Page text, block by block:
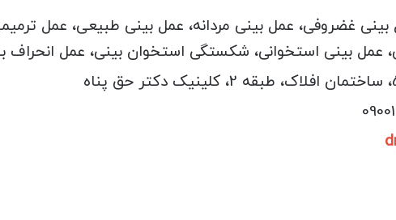
بینی غضروفی، عمل بینی مردانه، عمل بینی طبیعی، عمل
بینی استخوانی، شکستگی استخوان بینی، عمل انحراف